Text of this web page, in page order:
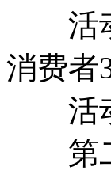
活动
消费者
活动
第二